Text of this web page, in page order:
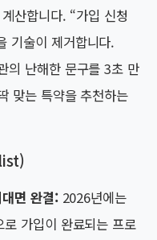
산합니다. “가입 신청
기술이 제거합니다.
의 난해한 문구를 3초 만
맞는 특약을 추천하는
면 완결:2026년에는
가입이 완료되는 프로